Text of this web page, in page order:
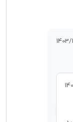
1403/